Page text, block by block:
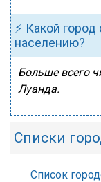
⚡ Какой
населению?
Больше всего
Луанда.
Списки
Список